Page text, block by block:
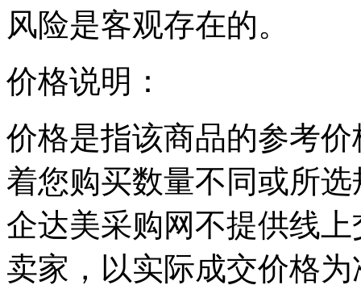
风险是客观存在的。
价格说明：
价格是指该商品的参考
着您购买数量不同或所
企达美采购网不提供线
卖家，以实际成交价格为